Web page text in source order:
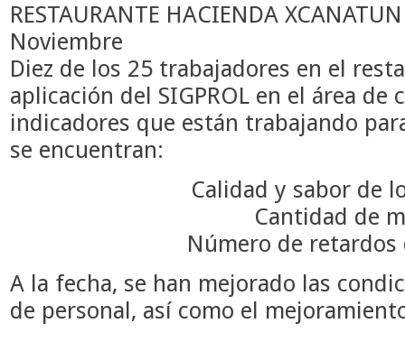
RESTAURANTE HACIENDA XCANATUN
Noviembre
Diez de los 25 trabajadores en el
aplicación del SIGPROL en el área de
indicadores que están trabajando
se encuentran:
Calidad y sabor de
Cantidad de
Número de retardos
A la fecha, se han mejorado las
de personal, así como el